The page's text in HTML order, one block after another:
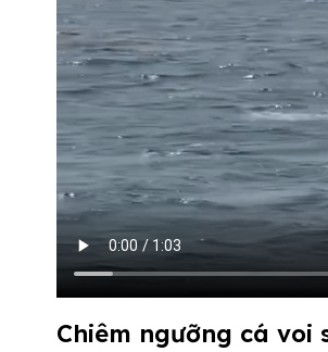
Chiêm ngưỡng cá voi